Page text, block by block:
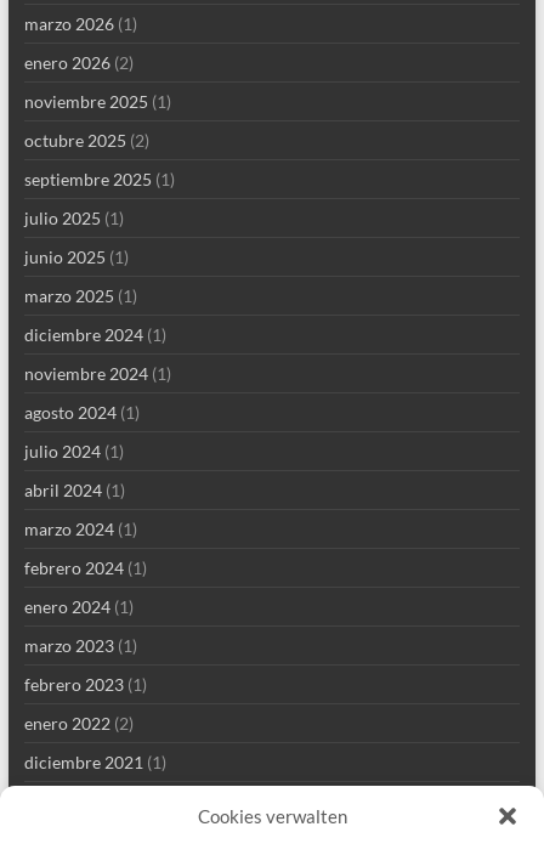
Cookies verwalten
marzo 2026(1)
enero 2026(2)
noviembre 2025 (1)
octubre 2025 (2)
septiembre 2025 (1)
julio 2025 (1)
junio 2025 (1)
marzo 2025 (1)
diciembre 2024(1)
noviembre 2024(1)
agosto 2024(1)
julio 2024(1)
abril 2024(1)
marzo 2024(1)
febrero 2024(1)
enero 2024(1)
marzo 2023(1)
febrero 2023(1)
enero 2022(2)
diciembre 2021 (1)